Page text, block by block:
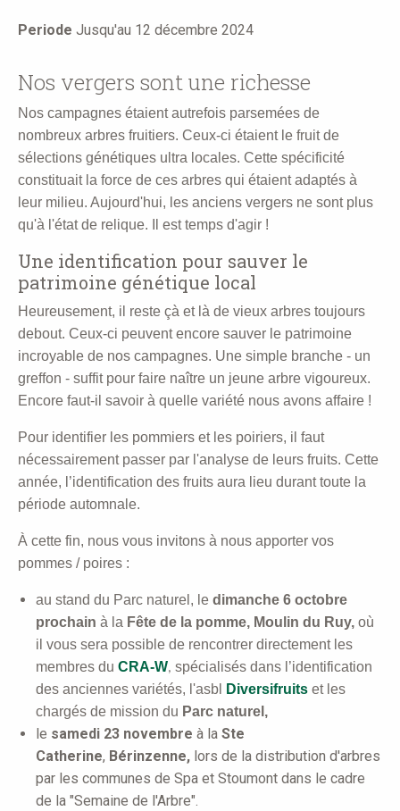
Periode Jusqu'au 12 décembre 2024
Nos vergers sont une richesse
Nos campagnes étaient autrefois parsemées de
nombreux arbres fruitiers. Ceux-ci étaient le fruit de
sélections génétiques ultra locales. Cette spécificité
constituait la force de ces arbres qui étaient adaptés à
leur milieu. Aujourd'hui, les anciens vergers ne sont plus
qu'à l'état de relique. Il est temps d'agir !
Une identification pour sauver le
patrimoine génétique local
Heureusement, il reste çà et là de vieux arbres toujours
debout. Ceux-ci peuvent encore sauver le patrimoine
incroyable de nos campagnes. Une simple branche - un
greffon - suffit pour faire naître un jeune arbre vigoureux.
Encore faut-il savoir à quelle variété nous avons affaire !
Pour identifier les pommiers et les poiriers, il faut
nécessairement passer par l'analyse de leurs fruits. Cette
année, l’identification des fruits aura lieu durant toute la
période automnale.
À cette fin, nous vous invitons à nous apporter vos
pommes / poires :
au stand du Parc naturel, le dimanche 6 octobre
prochain à la Fête de la pomme, Moulin du Ruy, où
il vous sera possible de rencontrer directement les
membres du CRA-W, spécialisés dans l’identification
des anciennes variétés, l'asbl
Diversifruits et les
chargés de mission du Parc naturel,
le samedi 23 novembre à la Ste
Catherine, Bérinzenne, lors de la distribution d'arbres
par les communes de Spa et Stoumont dans le cadre
de la "Semaine de l'Arbre".